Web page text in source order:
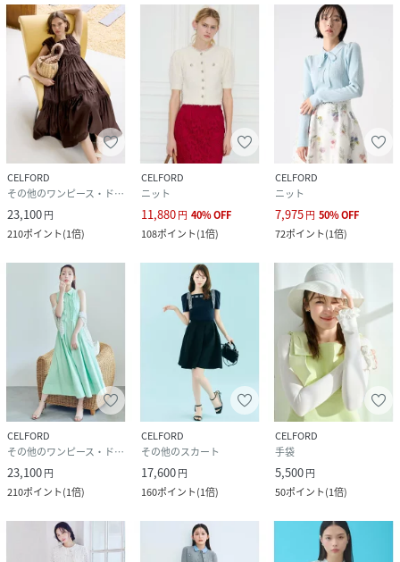
CELFORD
その他のワンピース・ドレス
23,100円
210ポイント(1倍)
CELFORD
ニット
11,880円 40%OFF
108ポイント(1倍)
CELFORD
ニット
7,975円 50%OFF
72ポイント(1倍)
CELFORD
その他のワンピース・ドレス
23,100円
210ポイント(1倍)
CELFORD
その他のスカート
17,600円
160ポイント(1倍)
CELFORD
手袋
5,500円
50ポイント(1倍)